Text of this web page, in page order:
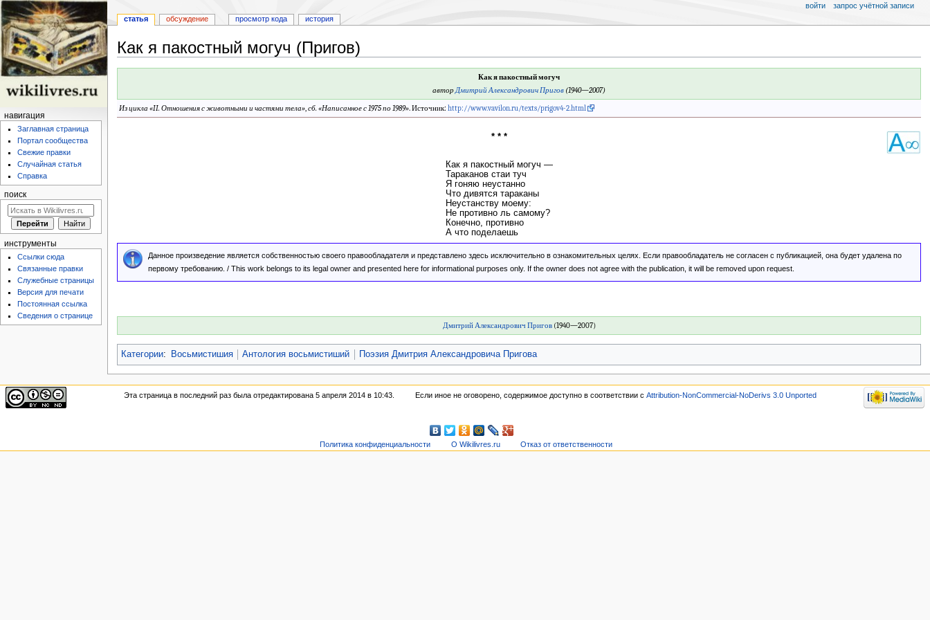
Как я пакостный могуч (Пригов)
навигации
поиску
Как я пакостный могуч
авторДмитрий Александрович Пригов (1940—2007)
Из цикла «II. Отношения с животными и частями тела»,сб. «Написанное с 1975 по 1989». Источник: http://www.vavilon.ru/texts/prigov4-2.html
* * *
Как я пакостный могуч —
Тараканов стаи туч
Я гоняю неустанно
Что дивятся тараканы
Неустанству моему:
Не противно ль самому?
Конечно, противно
А что поделаешь
Данное произведение является собственностью своего правообладателя и представлено здесь исключительно в ознакомительных целях. Если правообладатель не согласен с публикацией, она будет удалена по
первому требованию. / This work belongs to its legal owner and presented here for informational purposes only. If the owner does not agree with the publication, it will be removed upon request.
Дмитрий Александрович Пригов(1940—2007)
Категории: Восьмистишия Антология восьмистиший Поэзия Дмитрия Александровича Пригова
статья обсуждение просмотр кода история
войти запрос учётной записи
навигация
Заглавная страница
Портал сообщества
Свежие правки
Случайная статья
Справка
поиск
инструменты
Ссылки сюда
Связанные правки
Служебные страницы
Версия для печати
Постоянная ссылка
Сведения о странице
Эта страница в последний раз была отредактирована 5 апреля 2014 в 10:43. Если иное не оговорено, содержимое доступно в соответствии с Attribution-NonCommercial-NoDerivs 3.0 Unported
Политика конфиденциальности О Wikilivres.ru Отказ от ответственности